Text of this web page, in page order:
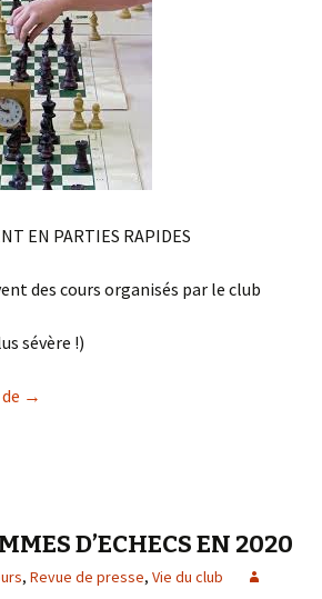
EN PARTIES RAPIDES
des cours organisés par le club
sévère !)
48 « jeunes » pour assurer la relève !
→
D’ECHECS EN 2020
, Revue de presse, Vie du club